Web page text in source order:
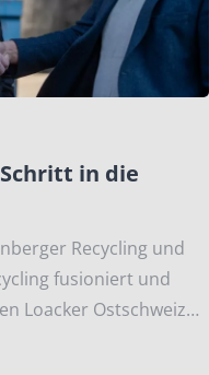
in die
Recycling und
fusioniert und
Loacker Ostschweiz